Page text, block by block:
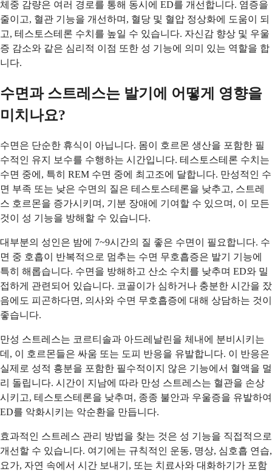
체중 감량은 여러 경로를 통해 동시에 ED를 개선합니다. 염증을
줄이고, 혈관 기능을 개선하며, 혈당 및 혈압 정상화에 도움이 되
고, 테스토스테론 수치를 높일 수 있습니다. 자신감 향상 및 우울
증 감소와 같은 심리적 이점 또한 성 기능에 의미 있는 역할을 합
니다.
수면과 스트레스는 발기에 어떻게 영향을
미치나요?
수면은 단순한 휴식이 아닙니다. 몸이 호르몬 생산을 포함한 필
수적인 유지 보수를 수행하는 시간입니다. 테스토스테론 수치는
수면 중에, 특히 REM 수면 중에 최고조에 달합니다. 만성적인 수
면 부족 또는 낮은 수면의 질은 테스토스테론을 낮추고, 스트레
스 호르몬을 증가시키며, 기분 장애에 기여할 수 있으며, 이 모든
것이 성 기능을 방해할 수 있습니다.
대부분의 성인은 밤에 7~9시간의 질 좋은 수면이 필요합니다. 수
면 중 호흡이 반복적으로 멈추는 수면 무호흡증은 발기 기능에
특히 해롭습니다. 수면을 방해하고 산소 수치를 낮추며 ED와 밀
접하게 관련되어 있습니다. 코골이가 심하거나 충분한 시간을 잤
음에도 피곤하다면, 의사와 수면 무호흡증에 대해 상담하는 것이
좋습니다.
만성 스트레스는 코르티솔과 아드레날린을 체내에 분비시키는
데, 이 호르몬들은 싸움 또는 도피 반응을 유발합니다. 이 반응은
실제로 성적 흥분을 포함한 필수적이지 않은 기능에서 혈액을 멀
리 돌립니다. 시간이 지남에 따라 만성 스트레스는 혈관을 손상
시키고, 테스토스테론을 낮추며, 종종 불안과 우울증을 유발하여
ED를 악화시키는 악순환을 만듭니다.
효과적인 스트레스 관리 방법을 찾는 것은 성 기능을 직접적으로
개선할 수 있습니다. 여기에는 규칙적인 운동, 명상, 심호흡 연습,
요가, 자연 속에서 시간 보내기, 또는 치료사와 대화하기가 포함